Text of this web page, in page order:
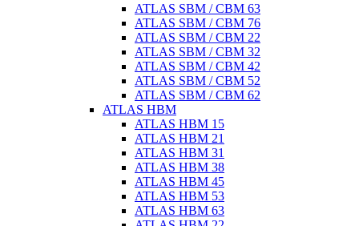
ATLAS SBM / CBM 63
ATLAS SBM / CBM 76
ATLAS SBM / CBM 22
ATLAS SBM / CBM 32
ATLAS SBM / CBM 42
ATLAS SBM / CBM 52
ATLAS SBM / CBM 62
ATLAS HBM
ATLAS HBM 15
ATLAS HBM 21
ATLAS HBM 31
ATLAS HBM 38
ATLAS HBM 45
ATLAS HBM 53
ATLAS HBM 63